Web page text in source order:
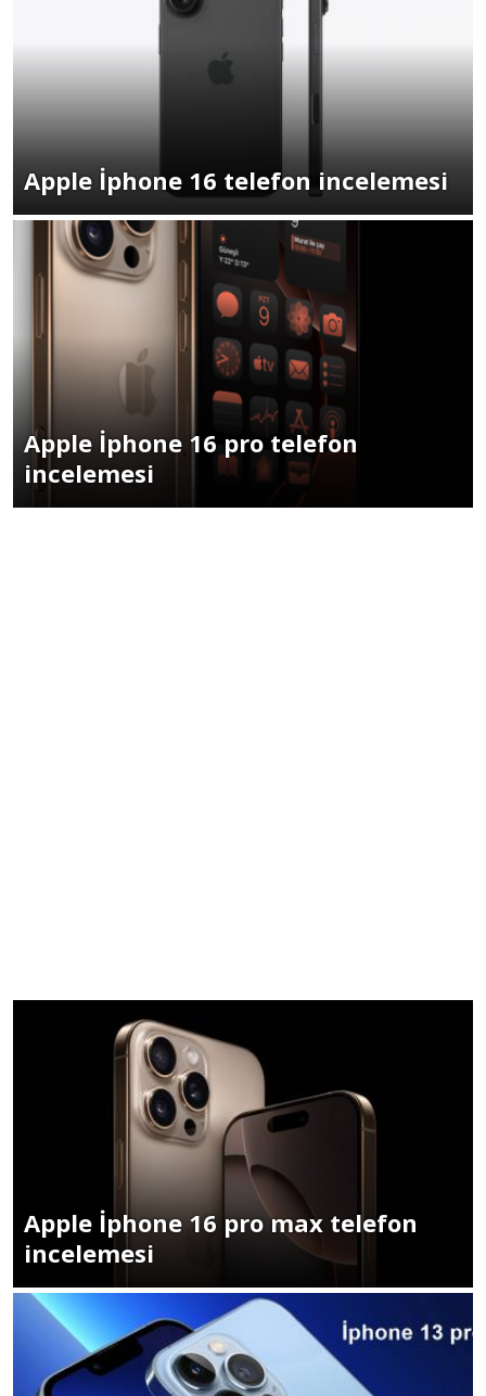
Apple İphone 16 telefon incelemesi
Apple İphone 16 pro telefon
incelemesi
Apple İphone 16 pro max telefon
incelemesi